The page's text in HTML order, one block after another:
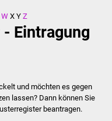
W X Y Z
Eintragung
und möchten es gegen
lassen? Dann können Sie
beantragen.